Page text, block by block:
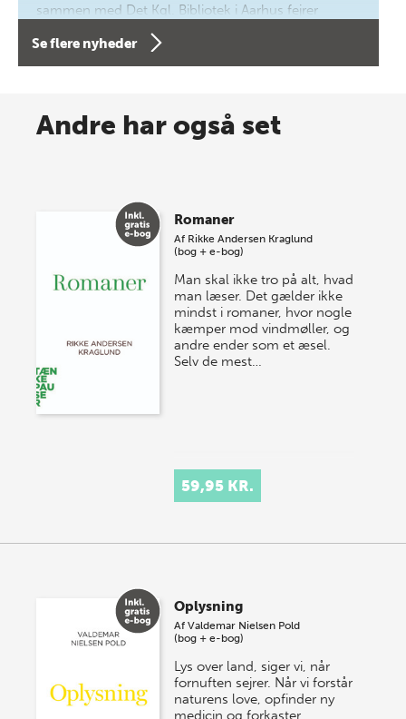
sammen med Det Kgl. Bibliotek i Aarhus fejrer
forfatterne bag vores nyes…
Spar op til 70% til sommer-
store sommer-lagersalg, så sæt kryds i kalenderen
onsdag den 10. j…
Se flere nyheder
Andre har også set
Romaner
Af Rikke Andersen Kraglund
(bog + e-bog)
Man skal ikke tro på alt, hvad
man læser. Det gælder ikke
mindst i romaner, hvor nogle
kæmper mod vindmøller, og
andre ender som et æsel.
Selv de mest…
59,95 KR.
Oplysning
AfValdemar Nielsen Pold
(bog + e-bog)
Lys over land, siger vi, når
fornuften sejrer. Når vi forstår
naturens love, opfinder ny
medicin og forkaster